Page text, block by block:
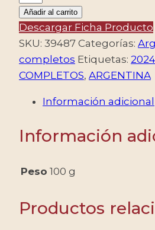
-
2024
AÑO
COMPLETO
-
SELLOS
ORDINARIOS
SELLOS
Añadir al carrito
Descargar Ficha Producto
SKU: 39487 Categorías:
completos Etiquetas: 2024
COMPLETOS, ARGENTINA
Información adicional
Información
Peso 100 g
Productos